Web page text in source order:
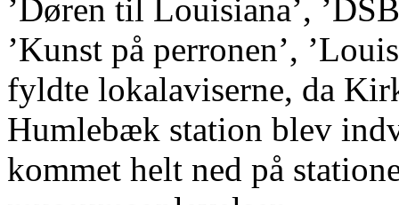
’Døren til Louisiana’,
’Kunst på perronen’,
fyldte lokalaviserne, da
Humlebæk station blev
kommet helt ned på